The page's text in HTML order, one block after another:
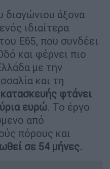
διαγώνιου άξονα
ιδιαίτερα
Ε65, που συνδέει
και φέρνει πιο
με την
και τη
φτάνει
ευρώ. Το έργο
από
πόρους και
σε 54 μήνες.